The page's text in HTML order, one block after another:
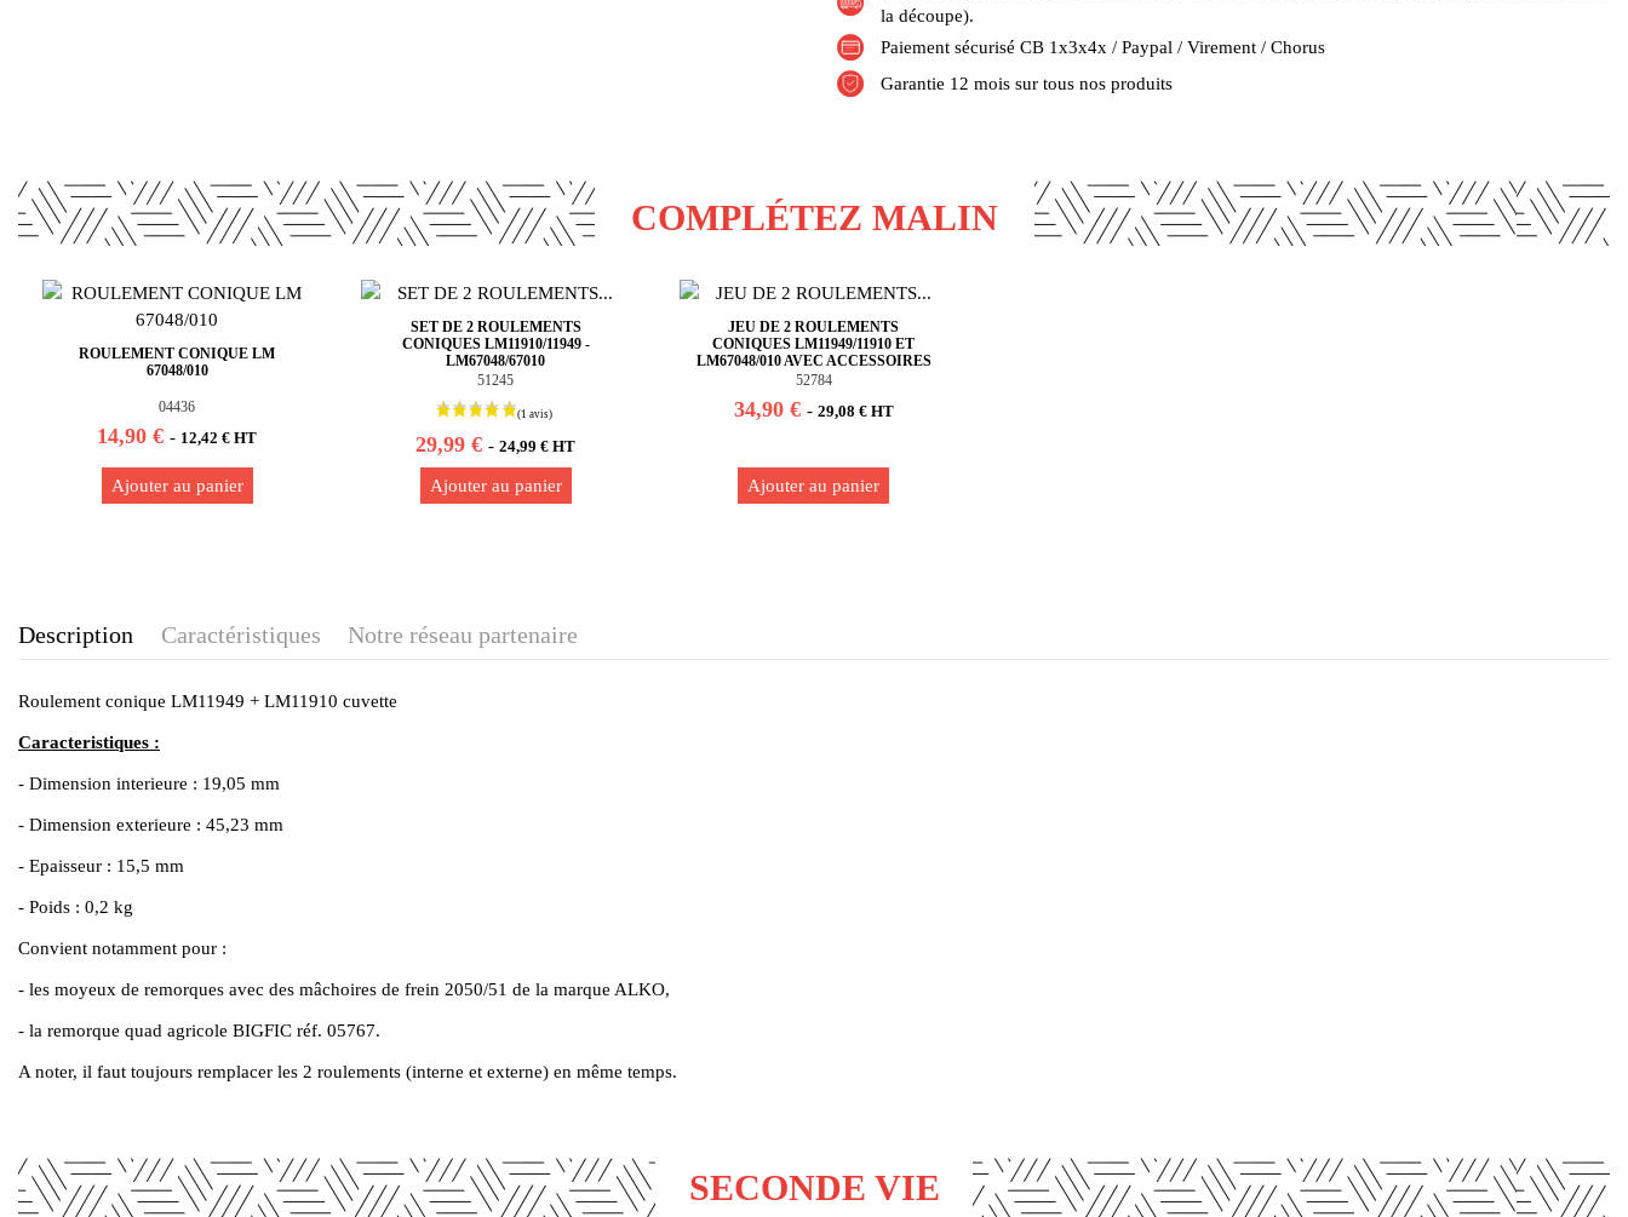
la découpe).
Paiement sécurisé CB 1x3x4x / Paypal / Virement / Chorus
Garantie 12 mois sur tous nos produits
COMPLÉTEZ MALIN
ROULEMENT CONIQUE LM
67048/010
04436
14,90 €- 12,42 € HT
Ajouter au panier
SET DE 2 ROULEMENTS
CONIQUES LM11910/11949 -
LM67048/67010
51245
29,99 €-24,99 € HT
Ajouter au panier
JEU DE 2 ROULEMENTS
CONIQUES LM11949/11910 ET
LM67048/010 AVEC ACCESSOIRES
52784
34,90 € - 29,08 € HT
Ajouter au panier
Description Caractéristiques Notre réseau partenaire
Roulement conique LM11949 + LM11910 cuvette
Caracteristiques :
- Dimension interieure : 19,05 mm
- Dimension exterieure : 45,23 mm
- Epaisseur : 15,5 mm
- Poids : 0,2 kg
Convient notamment pour :
- les moyeux de remorques avec des mâchoires de frein 2050/51 de la marque ALKO,
- la remorque quad agricole BIGFIC réf. 05767.
A noter, il faut toujours remplacer les 2 roulements (interne et externe) en même temps.
SECONDE VIE